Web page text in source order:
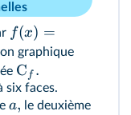
f(x) =
graphique
C f .
six faces.
a, le deuxième